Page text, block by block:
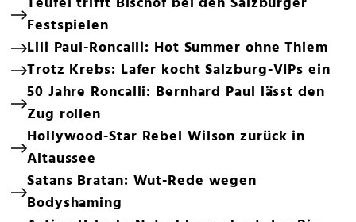
Festspielen
Lili Paul-Roncalli: Hot Summer ohne Thiem
Trotz Krebs: Lafer kocht Salzburg-VIPs ein
50 Jahre Roncalli: Bernhard Paul lässt den
Zug rollen
Hollywood-Star Rebel Wilson zurück in
Altaussee
Satans Bratan: Wut-Rede wegen
Bodyshaming